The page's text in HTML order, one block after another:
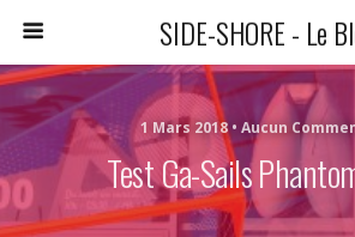
SIDE-SHORE - Le
1 Mars 2018 • Aucun
Test Ga-Sails